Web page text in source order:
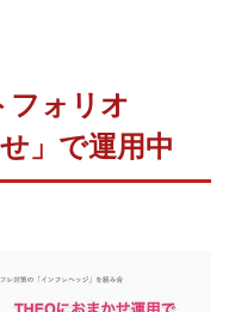
フォリオ
」で運用中